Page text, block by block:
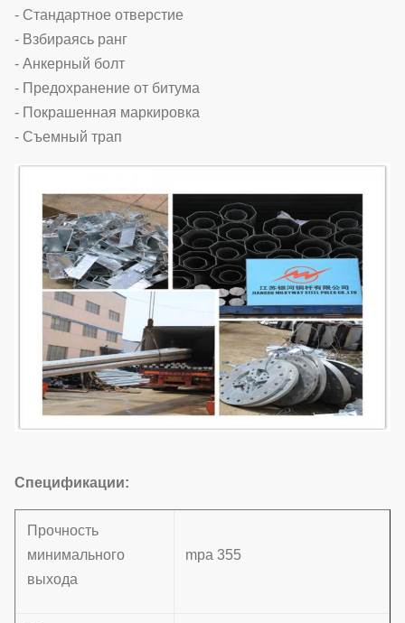
- Стандартное отверстие
- Взбираясь ранг
- Анкерный болт
- Предохранение от битума
- Покрашенная маркировка
- Съемный трап
Спецификации:
Прочность
минимального
выхода
mpa 355